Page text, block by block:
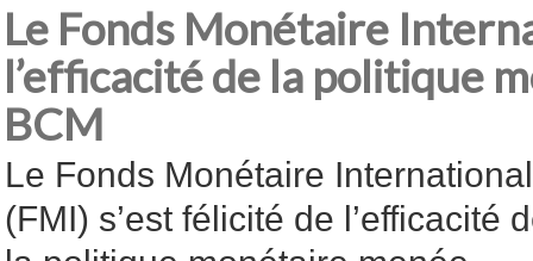
Le Fonds Monétaire
l’efficacité de la politique
BCM
Le Fonds Monétaire International
(FMI) s’est félicité de l’efficacité